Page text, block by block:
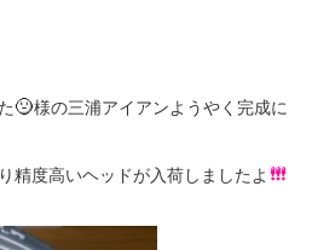
様の三浦アイアンようやく完成に
精度高いヘッドが入荷しましたよ